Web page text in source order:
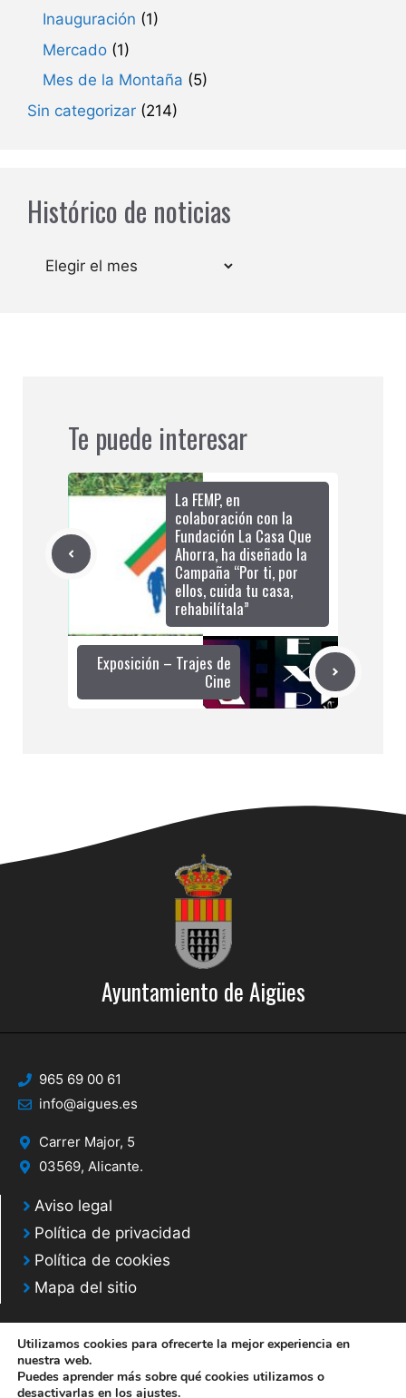
Inauguración (1)
Mercado (1)
Mes de la Montaña (5)
Sin categorizar (214)
Histórico de noticias
Archivos
Te puede interesar
La FEMP, en
colaboración con la
Fundación La Casa Que
Ahorra, ha diseñado la
Campaña “Por ti, por
ellos, cuida tu casa,
rehabilítala”
Exposición – Trajes de
Cine
Ayuntamiento de Aigües
965 69 00 61
info@aigues.es
Carrer Major, 5
03569, Alicante.
Aviso legal
Política de privacidad
Política de cookies
Mapa del sitio
© 2020 Web desarrollada por el Servicio de Informática de Diputación de
Utilizamos cookies para ofrecerte la mejor experiencia en
nuestra web.
Puedes aprender más sobre qué cookies utilizamos o
desactivarlas en los ajustes.